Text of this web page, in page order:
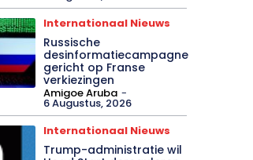
Internationaal Nieuws
Russische
desinformatiecampagne
gericht op Franse
verkiezingen
Amigoe Aruba -
6 Augustus, 2026
Internationaal Nieuws
Trump-administratie wil